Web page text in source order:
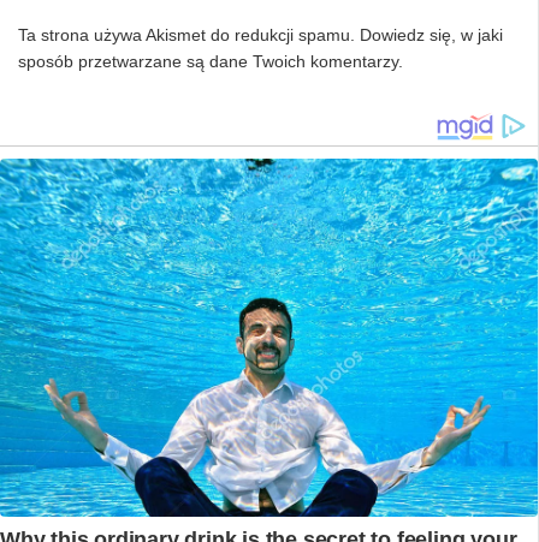
Ta strona używa Akismet do redukcji spamu. Dowiedz się, w jaki
sposób przetwarzane są dane Twoich komentarzy.